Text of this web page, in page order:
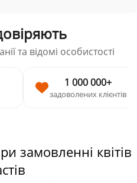
та відомі особистості
1 000 000+
задоволених клієнтів
замовленні квітів